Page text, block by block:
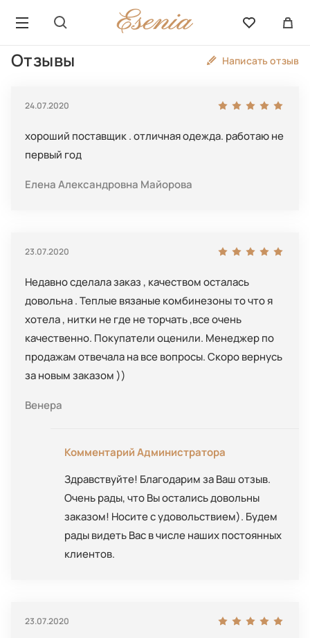
Отзывы Написать отзыв
24.07.2020
хороший поставщик . отличная одежда. работаю не
первый год
Елена Александровна Майорова
23.07.2020
Недавно сделала заказ , качеством осталась
довольна . Теплые вязаные комбинезоны то что я
хотела , нитки не где не торчать ,все очень
качественно. Покупатели оценили. Менеджер по
продажам отвечала на все вопросы. Скоро вернусь
за новым заказом ))
Венера
Комментарий Администратора
Здравствуйте! Благодарим за Ваш отзыв.
Очень рады, что Вы остались довольны
заказом! Носите с удовольствием). Будем
рады видеть Вас в числе наших постоянных
клиентов.
23.07.2020